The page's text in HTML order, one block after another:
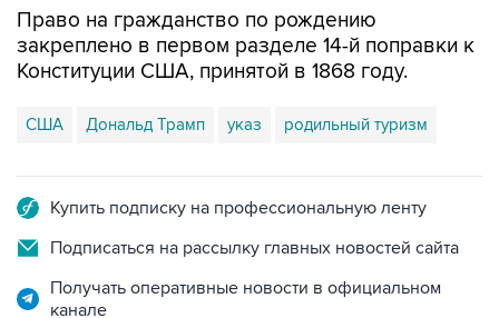
Конституции США, принятой в 1868 году.
США Дональд Трамп указ родильный туризм
Подписаться на рассылку главных новостей сайта
Получать оперативные новости в официальном